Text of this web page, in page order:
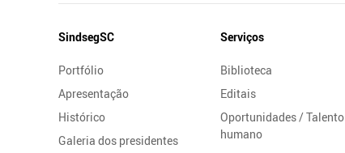
Mapa
Site
SindsegSC
Portfólio
Apresentação
Histórico
Galeria dos presidentes
Serviços
Biblioteca
Editais
Oportunidades / Talento
humano